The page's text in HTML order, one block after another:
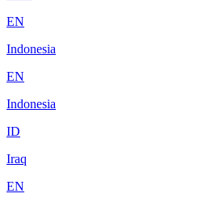
EN
Indonesia
EN
Indonesia
ID
Iraq
EN